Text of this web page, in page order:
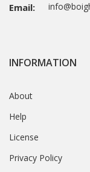
Email:
INFORMATION
About
Help
License
Privacy Policy